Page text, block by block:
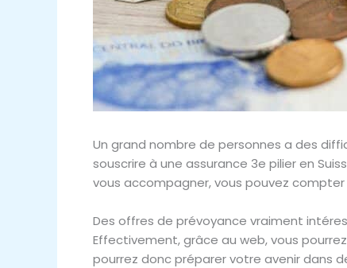
Un grand nombre de personnes a des
souscrire à une assurance 3e pilier en
vous accompagner, vous pouvez
Des offres de prévoyance vraiment
Effectivement, grâce au web, vous
pourrez donc préparer votre avenir dans